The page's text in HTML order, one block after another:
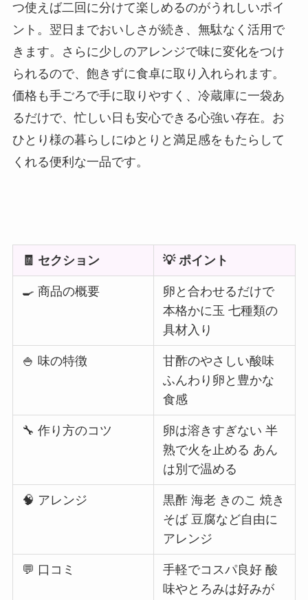
つ使えば二回に分けて楽しめるのがうれしいポイ
ント。翌日までおいしさが続き、無駄なく活用で
きます。さらに少しのアレンジで味に変化をつけ
られるので、飽きずに食卓に取り入れられます。
価格も手ごろで手に取りやすく、冷蔵庫に一袋あ
るだけで、忙しい日も安心できる心強い存在。お
ひとり様の暮らしにゆとりと満足感をもたらして
くれる便利な一品です。
🧾 セクション 💡 ポイント
🍳 商品の概要
卵と合わせるだけで
本格かに玉 七種類の
具材入り
🍚 味の特徴
甘酢のやさしい酸味
ふんわり卵と豊かな
食感
🔧 作り方のコツ
卵は溶きすぎない 半
熟で火を止める あん
は別で温める
🧠 アレンジ
黒酢 海老 きのこ 焼き
そば 豆腐など自由に
アレンジ
💬 口コミ
手軽でコスパ良好 酸
味やとろみは好みが